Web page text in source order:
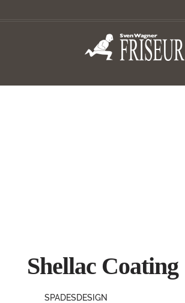
Shellac Coating
SPADESDESIGN